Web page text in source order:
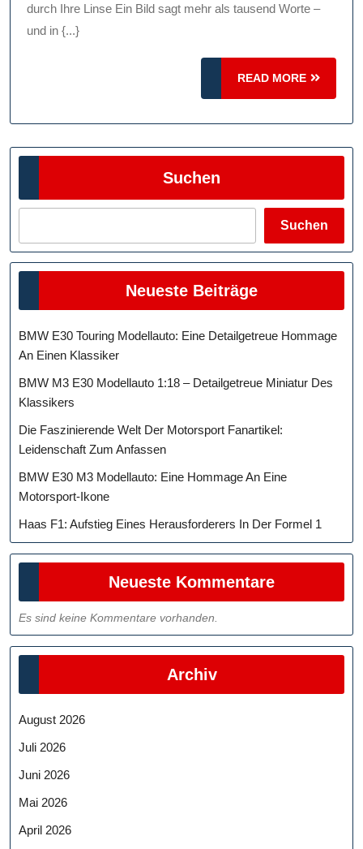
durch Ihre Linse Ein Bild sagt mehr als tausend Worte –
und in {...}
READ MORE
READ
MORE
Suchen
Suchen
Neueste Beiträge
BMW E30 Touring Modellauto: Eine Detailgetreue Hommage
An Einen Klassiker
BMW M3 E30 Modellauto 1:18 – Detailgetreue Miniatur Des
Klassikers
Die Faszinierende Welt Der Motorsport Fanartikel:
Leidenschaft Zum Anfassen
BMW E30 M3 Modellauto: Eine Hommage An Eine
Motorsport-Ikone
Haas F1: Aufstieg Eines Herausforderers In Der Formel 1
Neueste Kommentare
Es sind keine Kommentare vorhanden.
Archiv
August 2026
Juli 2026
Juni 2026
Mai 2026
April 2026